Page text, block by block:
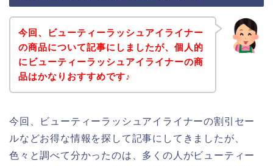
今回、ビューティーラッシュアイライナー
の商品について記事にしましたが、個人的
にビューティーラッシュアイライナーの商
品はかなりおすすめです♪
今回、ビューティーラッシュアイライナーの割引セー
ルなどお得な情報を探して記事にしてきましたが、
色々と調べて分かったのは、多くの人がビューティー